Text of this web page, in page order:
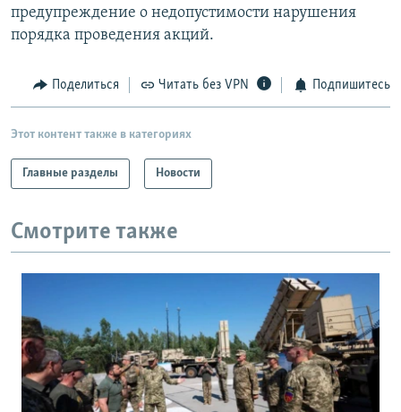
предупреждение о недопустимости нарушения
порядка проведения акций.
Поделиться Читать без VPN Подпишитесь
Этот контент также в категориях
Главные разделы Новости
Смотрите также